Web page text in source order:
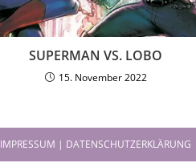
SUPERMAN VS. LOBO
15. November 2022
IMPRESSUM | DATENSCHUTZERKLÄRUNG